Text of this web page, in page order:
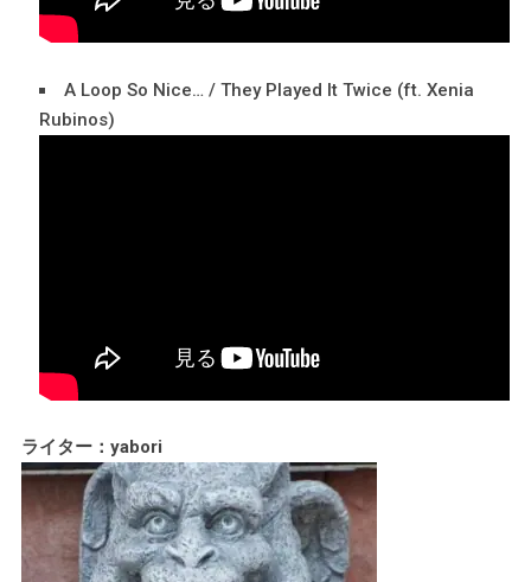
A Loop So Nice… / They Played It Twice (ft. Xenia
Rubinos)
ライター：yabori